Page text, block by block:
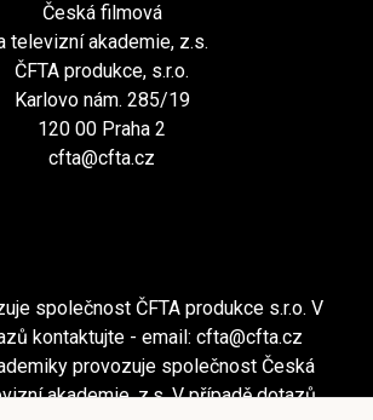
Česká filmová
televizní akademie, z.s.
ČFTA produkce, s.r.o.
Karlovo nám. 285/19
120 00 Praha 2
cfta@cfta.cz
společnost ČFTA produkce s.r.o. V
kontaktujte - email: cfta@cfta.cz
provozuje společnost Česká
akademie, z.s. V případě dotazů